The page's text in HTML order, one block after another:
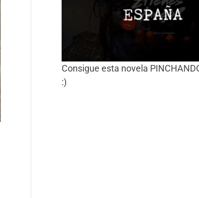
Consigue esta novela
:)